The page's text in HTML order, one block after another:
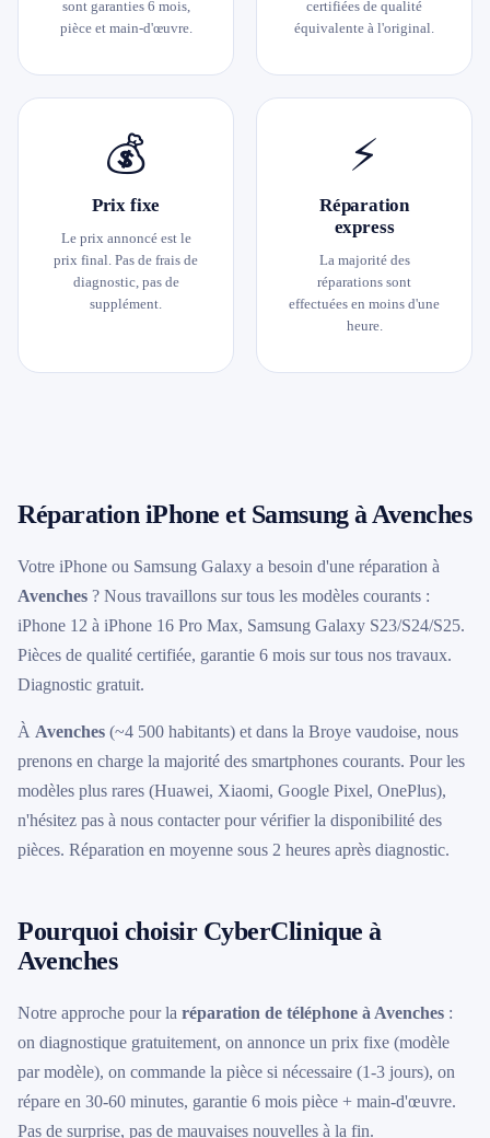
sont garanties 6 mois,
pièce et main-d'œuvre.
certifiées de qualité
équivalente à l'original.
💰
Prix fixe
Le prix annoncé est le
prix final. Pas de frais de
diagnostic, pas de
supplément.
⚡
Réparation
express
La majorité des
réparations sont
effectuées en moins d'une
heure.
Réparation iPhone et Samsung à Avenches
Votre iPhone ou Samsung Galaxy a besoin d'une réparation à
Avenches ? Nous travaillons sur tous les modèles courants :
iPhone 12 à iPhone 16 Pro Max, Samsung Galaxy S23/S24/S25.
Pièces de qualité certifiée, garantie 6 mois sur tous nos travaux.
Diagnostic gratuit.
À Avenches (~4 500 habitants) et dans la Broye vaudoise, nous
prenons en charge la majorité des smartphones courants. Pour les
modèles plus rares (Huawei, Xiaomi, Google Pixel, OnePlus),
n'hésitez pas à nous contacter pour vérifier la disponibilité des
pièces. Réparation en moyenne sous 2 heures après diagnostic.
Pourquoi choisir CyberClinique à
Avenches
Notre approche pour la réparation de téléphone à Avenches :
on diagnostique gratuitement, on annonce un prix fixe (modèle
par modèle), on commande la pièce si nécessaire (1-3 jours), on
répare en 30-60 minutes, garantie 6 mois pièce + main-d'œuvre.
Pas de surprise, pas de mauvaises nouvelles à la fin.